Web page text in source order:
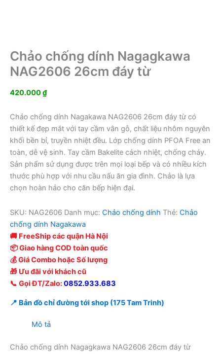
Chảo chống dính Nagagkawa
NAG2606 26cm đáy từ
420.000₫
Chảo chống dính Nagakawa NAG2606 26cm đáy từ có
thiết kế đẹp mắt với tay cầm vân gỗ, chất liệu nhôm nguyên
khối bền bỉ, truyền nhiệt đều. Lớp chống dính PFOA Free an
toàn, dễ vệ sinh. Tay cầm Bakelite cách nhiệt, chống cháy.
Sản phẩm sử dụng được trên mọi loại bếp và có nhiều kích
thước phù hợp với nhu cầu nấu ăn gia đình. Chảo là lựa
chọn hoàn hảo cho căn bếp hiện đại.
SKU: NAG2606 Danh mục: Chảo chống dính Thẻ: Chảo
chống dính Nagakawa
🚚 FreeShip các quận Hà Nội
📦 Giao hàng COD toàn quốc
💰 Giá Combo hoặc Số lượng
🎁 Ưu đãi với khách cũ
📞 Gọi ĐT/Zalo:0852.933.683
📍 Bản đồ chỉ đường tới shop (175 Tam Trinh)
Mô tả
Chảo chống dính Nagagkawa NAG2606 26cm đáy từ